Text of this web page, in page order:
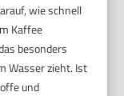
wie schnell
Kaffee
besonders
Wasser zieht. Ist
und